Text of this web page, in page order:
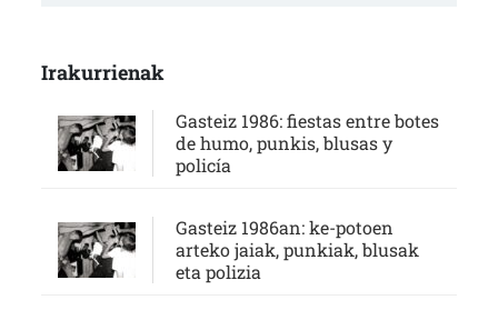
Irakurrienak
Gasteiz 1986: fiestas entre botes
de humo, punkis, blusas y
policía
Gasteiz 1986an: ke-potoen
arteko jaiak, punkiak, blusak
eta polizia